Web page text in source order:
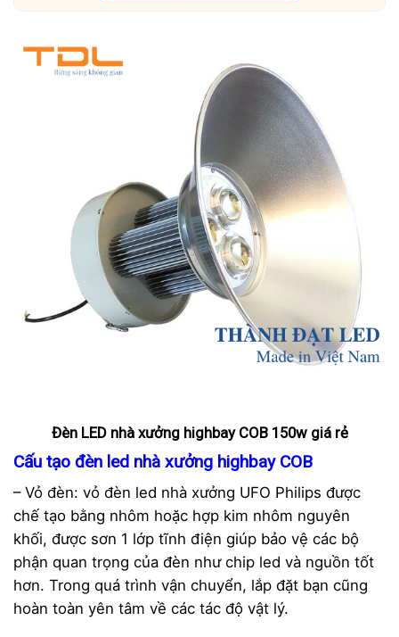
Đèn LED nhà xưởng highbay COB 150w giá rẻ
Cấu tạo đèn led nhà xưởng highbay COB
– Vỏ đèn: vỏ đèn led nhà xưởng UFO Philips được
chế tạo bằng nhôm hoặc hợp kim nhôm nguyên
khối, được sơn 1 lớp tĩnh điện giúp bảo vệ các bộ
phận quan trọng của đèn như chip led và nguồn tốt
hơn. Trong quá trình vận chuyển, lắp đặt bạn cũng
hoàn toàn yên tâm về các tác độ vật lý.